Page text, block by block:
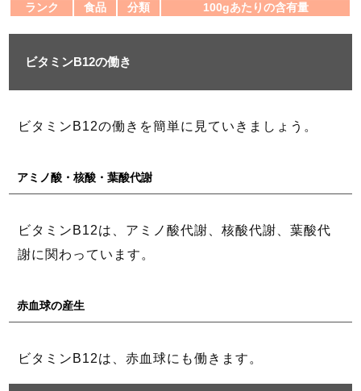
ランク 食品 分類 100gあたりの含有量
ビタミンB12の働き
ビタミンB12の働きを簡単に見ていきましょう。
アミノ酸・核酸・葉酸代謝
ビタミンB12は、アミノ酸代謝、核酸代謝、葉酸代
謝に関わっています。
赤血球の産生
ビタミンB12は、赤血球にも働きます。